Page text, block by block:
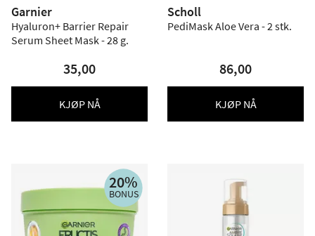
Garnier
Hyaluron+ Barrier Repair
Serum Sheet Mask - 28 g.
35,00
KJØP NÅ
Scholl
PediMask Aloe Vera - 2 stk.
86,00
KJØP NÅ
20%
BONUS